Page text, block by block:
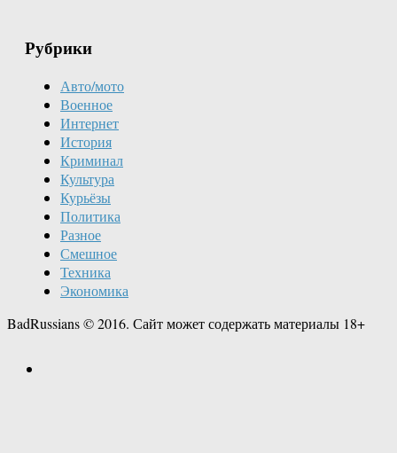
Рубрики
Авто/мото
Военное
Интернет
История
Криминал
Культура
Курьёзы
Политика
Разное
Смешное
Техника
Экономика
BadRussians © 2016. Сайт может содержать материалы 18+